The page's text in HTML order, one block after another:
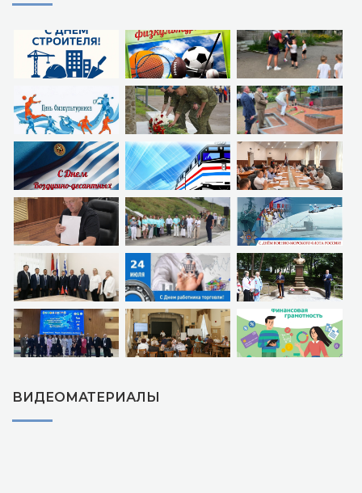
ВИДЕОМАТЕРИАЛЫ